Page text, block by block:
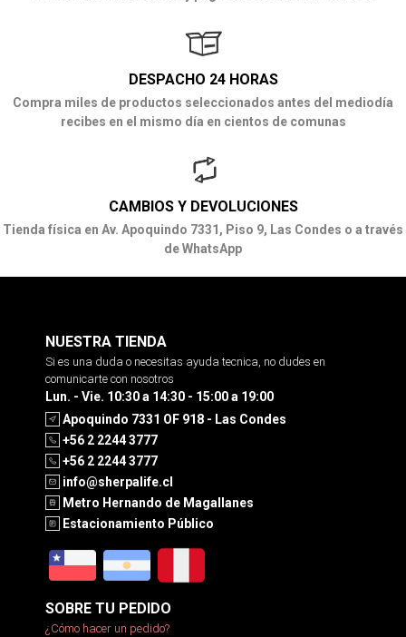
DESPACHO 24 HORAS
Compra miles de productos seleccionados antes del mediodía
recibes en el mismo día en cientos de comunas
CAMBIOS Y DEVOLUCIONES
Tienda física en Av. Apoquindo 7331, Piso 9, Las Condes o a través
de WhatsApp
NUESTRA TIENDA
Si es una duda o necesitas ayuda tecnica, no dudes en
comunicarte con nosotros
Lun. - Vie. 10:30 a 14:30 - 15:00 a 19:00
Apoquindo 7331 OF 918 - Las Condes
+56 2 2244 3777
+56 2 2244 3777
info@sherpalife.cl
Metro Hernando de Magallanes
Estacionamiento Público
SOBRE TU PEDIDO
¿Cómo hacer un pedido?